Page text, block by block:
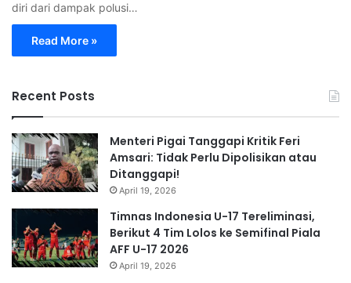
diri dari dampak polusi…
Read More »
Recent Posts
Menteri Pigai Tanggapi Kritik Feri
Amsari: Tidak Perlu Dipolisikan atau
Ditanggapi!
April 19, 2026
Timnas Indonesia U-17 Tereliminasi,
Berikut 4 Tim Lolos ke Semifinal Piala
AFF U-17 2026
April 19, 2026